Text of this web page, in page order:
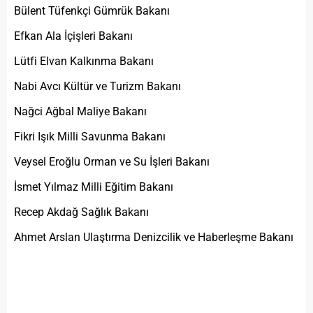
Bülent Tüfenkçi Gümrük Bakanı
Efkan Ala İçişleri Bakanı
Lütfi Elvan Kalkınma Bakanı
Nabi Avcı Kültür ve Turizm Bakanı
Nağci Ağbal Maliye Bakanı
Fikri Işık Milli Savunma Bakanı
Veysel Eroğlu Orman ve Su İşleri Bakanı
İsmet Yılmaz Milli Eğitim Bakanı
Recep Akdağ Sağlık Bakanı
Ahmet Arslan Ulaştırma Denizcilik ve Haberleşme Bakanı